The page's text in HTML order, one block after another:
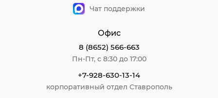
Чат поддержки
Офис
8 (8652) 566-663
Пн-Пт, с 8:30 до 17:00
+7-928-630-13-14
корпоративный отдел Ставрополь